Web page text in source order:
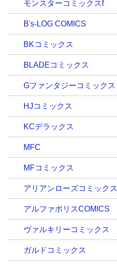
モンスターコミックスf
B's-LOG COMICS
BKコミックス
BLADEコミックス
Gファンタジーコミックス
HJコミックス
KCデラックス
MFC
MFコミックス
アリアンローズコミックス
アルファポリスCOMICS
ヴァルキリーコミックス
ガルドコミックス